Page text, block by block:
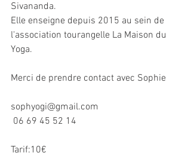
Sivananda.
Elle enseigne depuis 2015 au sein de
l'association tourangelle La Maison du
Yoga.
Merci de prendre contact avec Sophie
sophyogi@gmail.com
06 69 45 52 14
Tarif:10€